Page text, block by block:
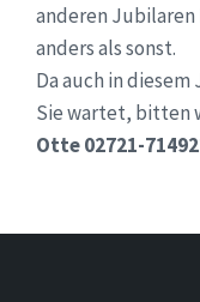
anderen Jubilaren
anders als sonst.
Da auch in
Sie wartet, bitten
Otte 02721-